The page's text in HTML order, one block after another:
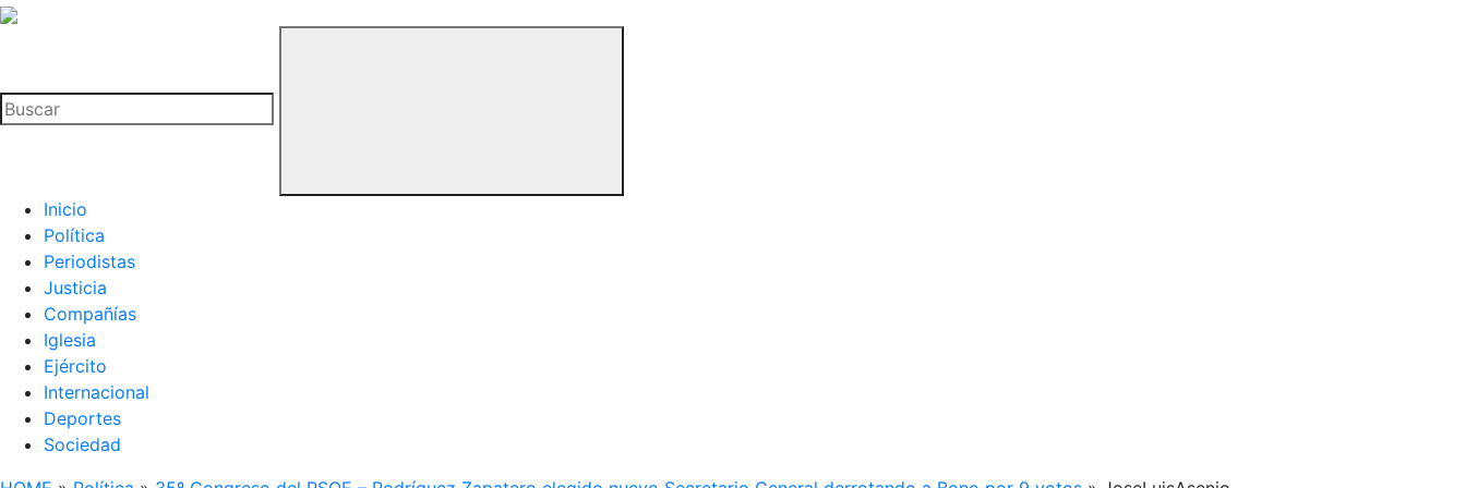
La
Buitre
Inicio
Política
Periodistas
Justicia
Compañías
Iglesia
Ejército
Internacional
Deportes
Sociedad